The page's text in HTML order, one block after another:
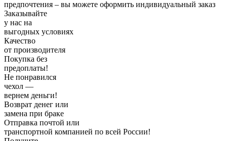
предпочтения – вы можете оформить индивидуальный заказ
Заказывайте
у нас на
выгодных условиях
Качество
от производителя
Покупка без
предоплаты!
Не понравился
чехол —
вернем деньги!
Возврат денег или
замена при браке
Отправка почтой или
транспортной компанией по всей России!